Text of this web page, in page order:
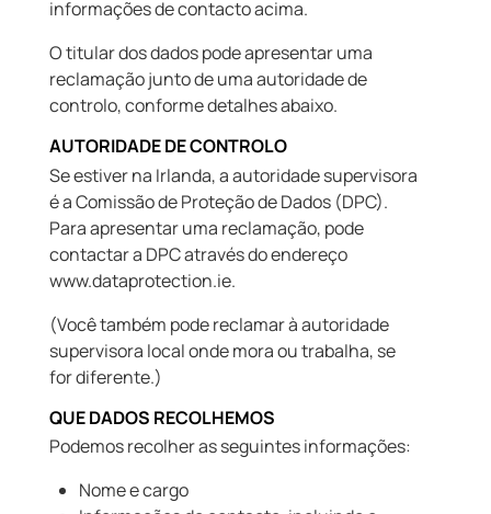
informações de contacto acima.
O titular dos dados pode apresentar uma
reclamação junto de uma autoridade de
controlo, conforme detalhes abaixo.
AUTORIDADE DE CONTROLO
Se estiver na Irlanda, a autoridade supervisora
é a Comissão de Proteção de Dados (DPC).
Para apresentar uma reclamação, pode
contactar a DPC através do endereço
www.dataprotection.ie.
(Você também pode reclamar à autoridade
supervisora local onde mora ou trabalha, se
for diferente.)
QUE DADOS RECOLHEMOS
Podemos recolher as seguintes informações:
Nome e cargo